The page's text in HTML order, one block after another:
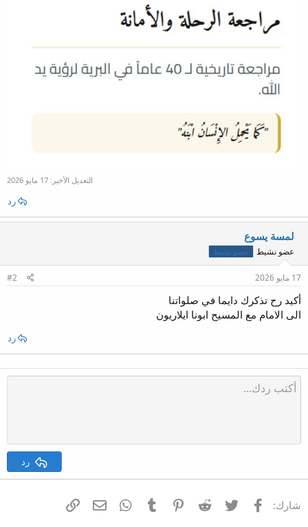
التعديل الأخير: 17 مايو 2026
رد
لمسة يسوع
عضو نشيط عضو نشيط
17 مايو 2026 #2
أكيد رح تذكرك دايما في صلواتنا
الى الامام مع المسيح ابونا ايلاريون
رد
رد
شارك: فيسبوك تويتر Reddit
Pinterest
Tumblr
WhatsAppالبريد الإلكتروني